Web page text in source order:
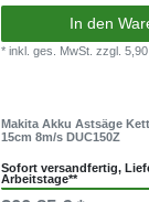
In den
* inkl. ges. MwSt.zzgl.
Makita Akku Astsäge
15cm 8m/s DUC150Z
Sofort versandfertig,
Arbeitstage**